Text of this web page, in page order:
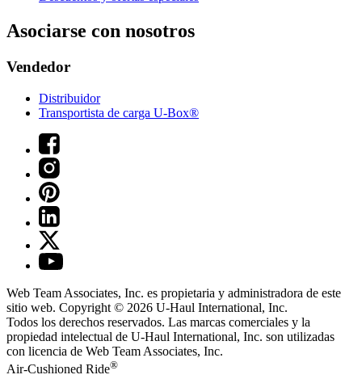
Asociarse con nosotros
Vendedor
Distribuidor
Transportista de carga U-Box®
Web Team Associates, Inc. es propietaria y administradora de este
sitio web. Copyright © 2026 U-Haul International, Inc.
Todos los derechos reservados. Las marcas comerciales y la
propiedad intelectual de U-Haul International, Inc. son utilizadas
con licencia de Web Team Associates, Inc.
Air-Cushioned Ride®